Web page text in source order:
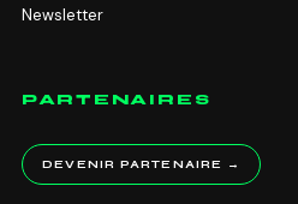
Newsletter
PARTENAIRES
DEVENIR PARTENAIRE →